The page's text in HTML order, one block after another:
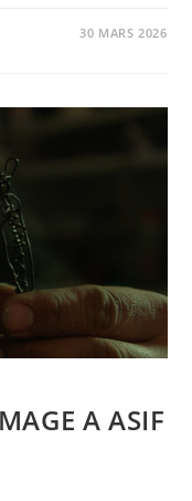
30 MARS 2026
A ASIF